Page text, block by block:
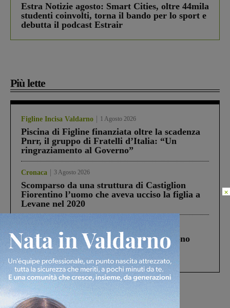
Estra Notizie agosto: Smart Cities, oltre 44mila
studenti coinvolti, torna il bando per lo sport e
debutta il podcast Estrair
Più lette
Figline Incisa Valdarno 1 Agosto 2026
Piscina di Figline finanziata oltre la scadenza
Pnrr, il gruppo di Fratelli d’Italia: “Un
ringraziamento al Governo”
Cronaca 3 Agosto 2026
Scomparso da una struttura di Castiglion
Fiorentino l’uomo che aveva ucciso la figlia a
Levane nel 2020
Cronaca
Un anno fa la strage in A1 in cui morirono
Gianni, Giulia e Franco. Lo schianto, il
processo, lo stop ai sorpassi fra tir....
×